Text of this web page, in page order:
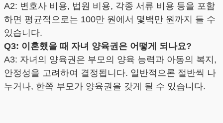
A2: 변호사 비용, 법원 비용, 각종 서류 비용 등을 포함
하면 평균적으로는 100만 원에서 몇백만 원까지 들 수
있습니다.
Q3: 이혼했을 때 자녀 양육권은 어떻게 되나요?
A3: 자녀의 양육권은 부모의 양육 능력과 아동의 복지,
안정성을 고려하여 결정됩니다. 일반적으론 절반씩 나
누거나, 한쪽 부모가 양육권을 갖게 될 수 있습니다.